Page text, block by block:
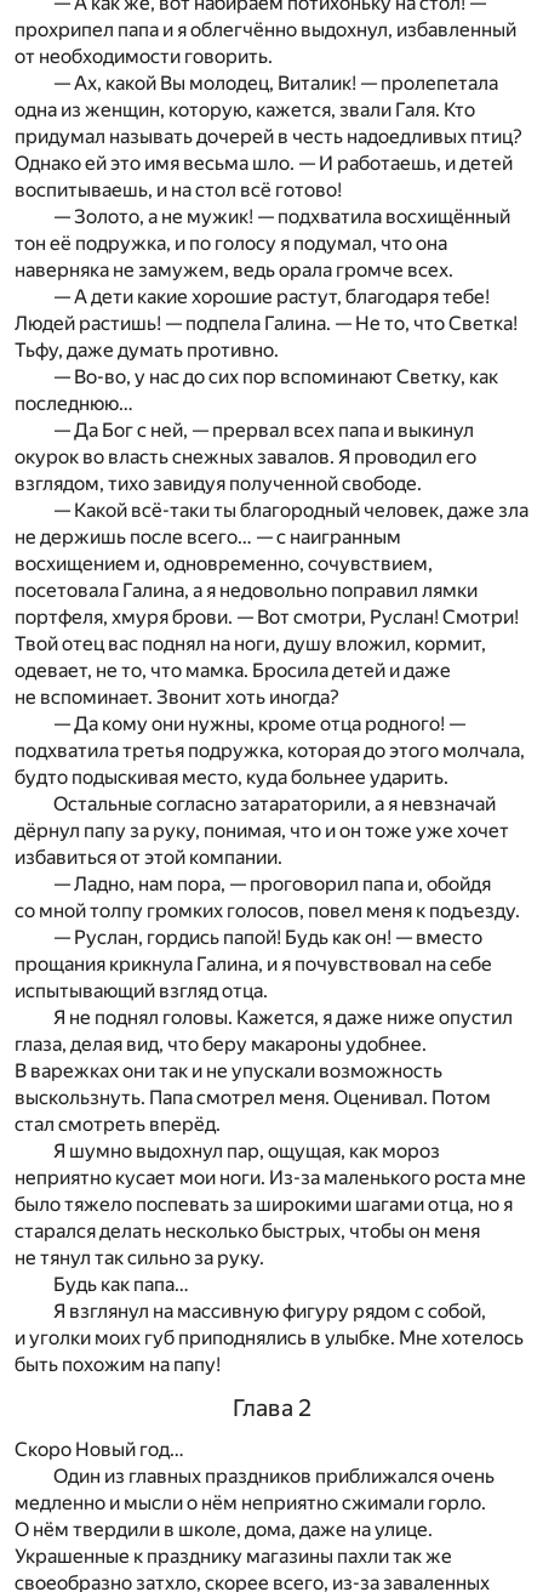
прохрипел папа и я облегчённо выдохнул, избавленный
от необходимости говорить.
— Ах, какой Вы молодец, Виталик! — пролепетала
одна из женщин, которую, кажется, звали Галя. Кто
придумал называть дочерей в честь надоедливых птиц?
Однако ей это имя весьма шло. — И работаешь, и детей
воспитываешь, и на стол всё готово!
— Золото, а не мужик! — подхватила восхищённый
тон её подружка, и по голосу я подумал, что она
наверняка не замужем, ведь орала громче всех.
— А дети какие хорошие растут, благодаря тебе!
Людей растишь! — подпела Галина. — Не то, что Светка!
Тьфу, даже думать противно.
— Во-во, у нас до сих пор вспоминают Светку, как
последнюю…
— Да Бог с ней, — прервал всех папа и выкинул
окурок во власть снежных завалов. Я проводил его
взглядом, тихо завидуя полученной свободе.
— Какой всё-таки ты благородный человек, даже зла
не держишь после всего… — с наигранным
восхищением и, одновременно, сочувствием,
посетовала Галина, а я недовольно поправил лямки
портфеля, хмуря брови. — Вот смотри, Руслан! Смотри!
Твой отец вас поднял на ноги, душу вложил, кормит,
одевает, не то, что мамка. Бросила детей и даже
не вспоминает. Звонит хоть иногда?
— Да кому они нужны, кроме отца родного! —
подхватила третья подружка, которая до этого молчала,
будто подыскивая место, куда больнее ударить.
Остальные согласно затараторили, а я невзначай
дёрнул папу за руку, понимая, что и он тоже уже хочет
избавиться от этой компании.
— Ладно, нам пора, — проговорил папа и, обойдя
со мной толпу громких голосов, повел меня к подъезду.
— Руслан, гордись папой! Будь как он! — вместо
прощания крикнула Галина, и я почувствовал на себе
испытывающий взгляд отца.
Я не поднял головы. Кажется, я даже ниже опустил
глаза, делая вид, что беру макароны удобнее.
В варежках они так и не упускали возможность
выскользнуть. Папа смотрел меня. Оценивал. Потом
стал смотреть вперёд.
Я шумно выдохнул пар, ощущая, как мороз
неприятно кусает мои ноги. Из-за маленького роста мне
было тяжело поспевать за широкими шагами отца, но я
старался делать несколько быстрых, чтобы он меня
не тянул так сильно за руку.
Будь как папа…
Я взглянул на массивную фигуру рядом с собой,
и уголки моих губ приподнялись в улыбке. Мне хотелось
быть похожим на папу!
Глава 2
Скоро Новый год…
Один из главных праздников приближался очень
медленно и мысли о нём неприятно сжимали горло.
О нём твердили в школе, дома, даже на улице.
Украшенные к празднику магазины пахли так же
своеобразно затхло, скорее всего, из-за заваленных